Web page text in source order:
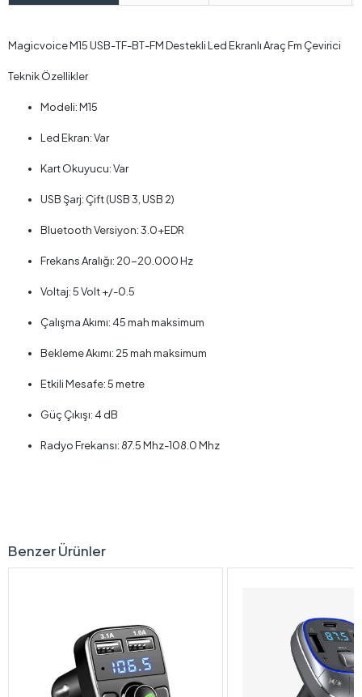
Magicvoice M15 USB-TF-BT-FM Destekli Led Ekranlı Araç Fm Çevirici
Teknik Özellikler
Modeli: M15
Led Ekran: Var
Kart Okuyucu: Var
USB Şarj: Çift (USB 3, USB 2)
Bluetooth Versiyon: 3.0+EDR
Frekans Aralığı: 20-20.000 Hz
Voltaj: 5 Volt +/-0.5
Çalışma Akımı: 45 mah maksimum
Bekleme Akımı: 25 mah maksimum
Etkili Mesafe: 5 metre
Güç Çıkışı: 4 dB
Radyo Frekansı: 87.5 Mhz-108.0 Mhz
Benzer Ürünler